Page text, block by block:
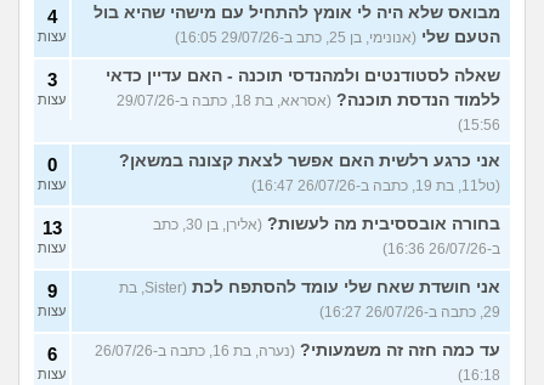
מבואס שלא היה לי אומץ להתחיל עם מישהי שהיא בול
הטעם שלי (אנונימי, בן 25, כתב ב-29/07/26 16:05)
4
עצות
שאלה לסטודנטים ולמהנדסי תוכנה - האם עדיין כדאי
ללמוד הנדסת תוכנה?
(אסראא, בת 18, כתבה ב-29/07/26
15:56)
3
עצות
אני כרגע רלשית האם אפשר לצאת קצונה במשאן?
(טל11, בת 19, כתבה ב-26/07/26 16:47)
0
עצות
בחורה אובססיבית מה לעשות?
(אלירן, בן 30, כתב
ב-26/07/26 16:36)
13
עצות
אני חושדת שאח שלי עומד להסתפח לכת
(Sister, בת
29, כתבה ב-26/07/26 16:27)
9
עצות
עד כמה חזה זה משמעותי?
(נערה, בת 16, כתבה ב-26/07/26
16:18)
6
עצות